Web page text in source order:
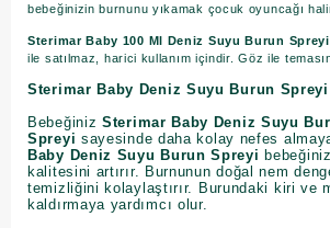
bebeğinizin burnunu yıkamak çocuk oyuncağı
Sterimar Baby 100 Ml Deniz Suyu Burun Spreyi
ile satılmaz, harici kullanım içindir. Göz ile
Sterimar Baby Deniz Suyu Burun Spreyi
Bebeğiniz Sterimar Baby Deniz Suyu
Spreyi sayesinde daha kolay nefes
Baby Deniz Suyu Burun Spreyi
kalitesini artırır. Burnunun doğal nem
temizliğini kolaylaştırır. Burundaki kiri ve
kaldırmaya yardımcı olur.